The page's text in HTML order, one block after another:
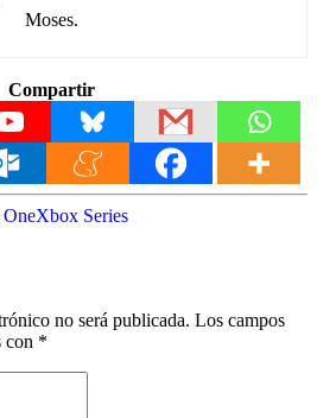
Moses.
Compartir
Xbox Series
no será publicada. Los campos
con *